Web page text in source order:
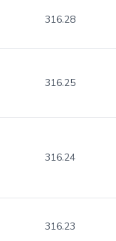
316.28
316.25
316.24
316.23